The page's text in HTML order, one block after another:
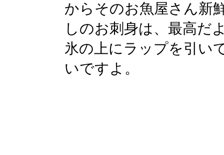
からそのお魚屋さん新
しのお刺身は、最高だ
氷の上にラップを引い
いですよ。